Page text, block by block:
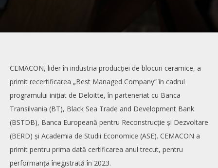
CEMACON, lider în industria producției de blocuri ceramice, a
primit recertificarea „Best Managed Company” în cadrul
programului inițiat de Deloitte, în parteneriat cu Banca
Transilvania (BT), Black Sea Trade and Development Bank
(BSTDB), Banca Europeană pentru Reconstrucție și Dezvoltare
(BERD) și Academia de Studii Economice (ASE). CEMACON a
primit pentru prima dată certificarea anul trecut, pentru
performanța înegistrată în 2023.